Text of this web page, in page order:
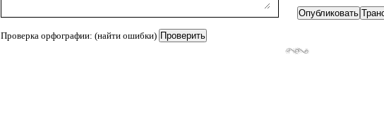
Проверка орфографии: (найти ошибки)